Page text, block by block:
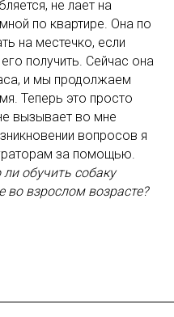
не лает на
по квартире. Она по
на местечко, если
получить. Сейчас она
и мы продолжаем
Теперь это просто
вызывает во мне
вопросов я
за помощью.
обучить собаку
во взрослом возрасте?